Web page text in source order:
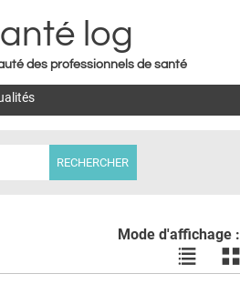
to navigation
log
des professionnels de santé
Mode d'affichage :
Voir
les
les